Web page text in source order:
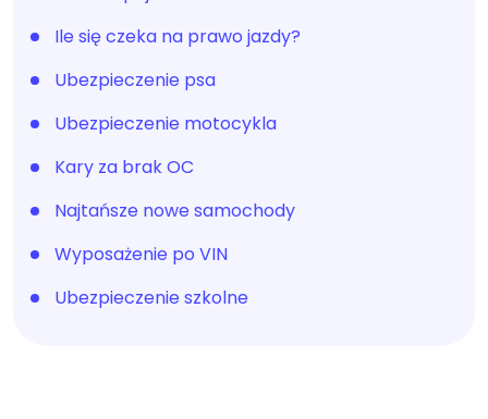
Ile się czeka na prawo jazdy?
Ubezpieczenie psa
Ubezpieczenie motocykla
Kary za brak OC
Najtańsze nowe samochody
Wyposażenie po VIN
Ubezpieczenie szkolne